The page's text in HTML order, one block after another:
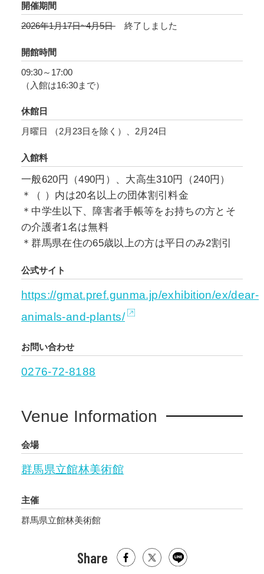
開催期間
2026年1月17日~4月5日
終了しました
開館時間
09:30～17:00
（入館は16:30まで）
休館日
月曜日 （2月23日を除く）、2月24日
入館料
一般620円（490円）、大高生310円（240円）
＊（ ）内は20名以上の団体割引料金
＊中学生以下、障害者手帳等をお持ちの方とそ
の介護者1名は無料
＊群馬県在住の65歳以上の方は平日のみ2割引
公式サイト
https://gmat.pref.gunma.jp/exhibition/ex/dear-
animals-and-plants/
お問い合わせ
0276-72-8188
Venue Information
会場
群馬県立館林美術館
主催
群馬県立館林美術館
Share